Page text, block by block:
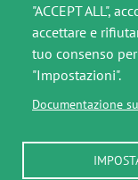
"ACCEPT ALL",
accettare e
tuo consenso
"Impostazioni".
Documentazione
Footer
Crediti
Privacy